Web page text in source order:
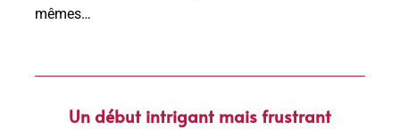
mêmes…
Un début intrigant mais frustrant